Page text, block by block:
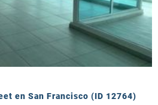
en San Francisco (ID 12764)